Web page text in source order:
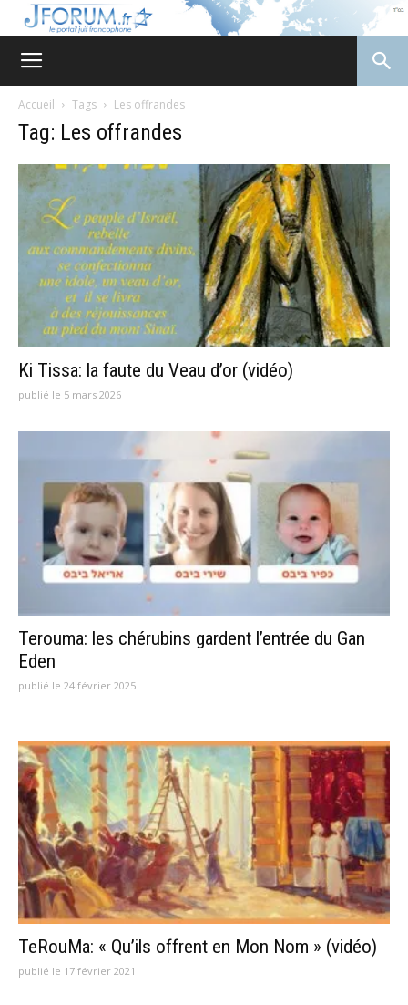
Accueil Tags Les offrandes
Tag: Les offrandes
Ki Tissa: la faute du Veau d’or (vidéo)
publié le 5 mars 2026
Terouma: les chérubins gardent l’entrée du Gan
Eden
publié le 24 février 2025
TeRouMa: « Qu’ils offrent en Mon Nom » (vidéo)
publié le 17 février 2021